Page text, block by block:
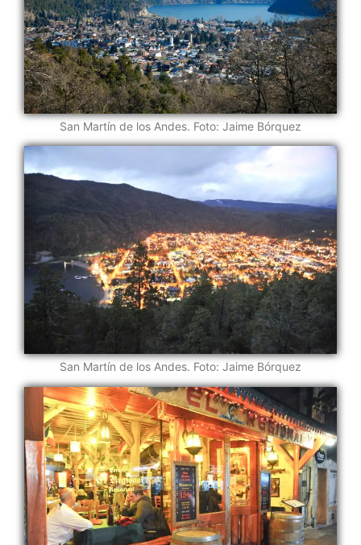
San Martín de los Andes. Foto: Jaime Bórquez
San Martín de los Andes. Foto: Jaime Bórquez